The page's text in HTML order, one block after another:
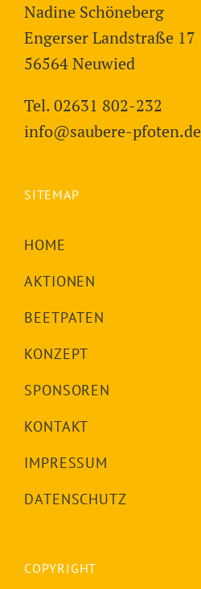
Nadine Schöneberg
Engerser Landstraße 17
56564 Neuwied
Tel. 02631 802-232
info@saubere-pfoten.de
SITEMAP
HOME
AKTIONEN
BEETPATEN
KONZEPT
SPONSOREN
KONTAKT
IMPRESSUM
DATENSCHUTZ
COPYRIGHT